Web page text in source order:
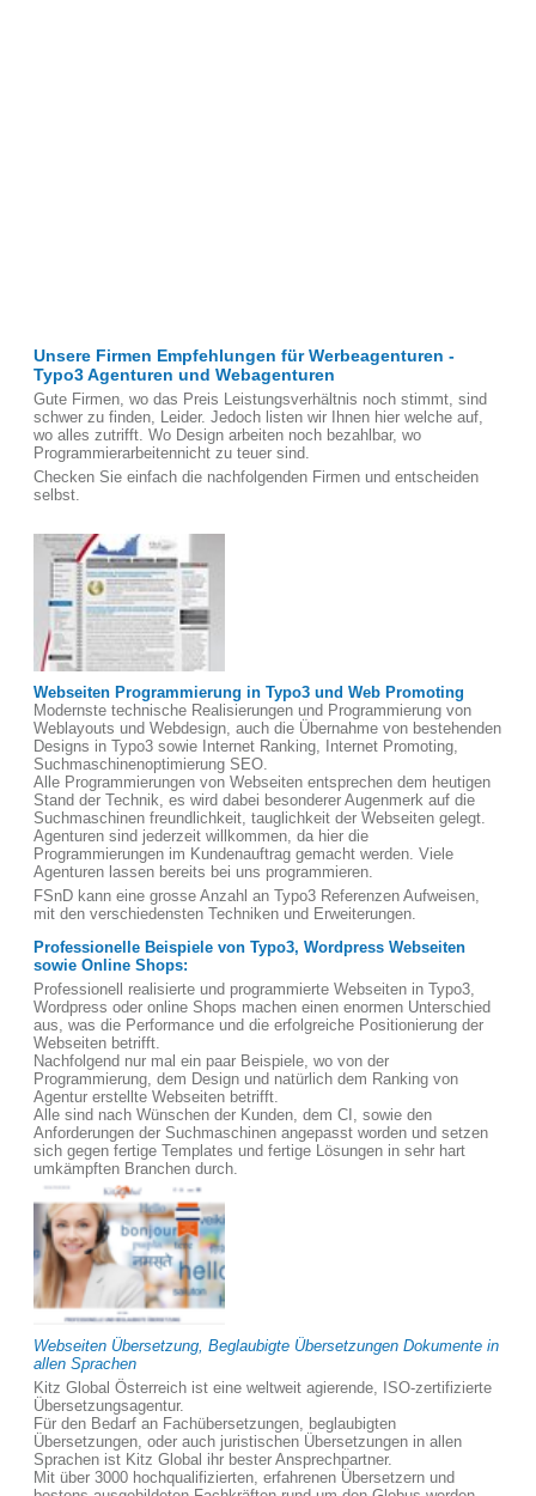
Unsere Firmen Empfehlungen für Werbeagenturen -
Typo3 Agenturen und Webagenturen
Gute Firmen, wo das Preis Leistungsverhältnis noch stimmt, sind
schwer zu finden, Leider. Jedoch listen wir Ihnen hier welche auf,
wo alles zutrifft. Wo Design arbeiten noch bezahlbar, wo
Programmierarbeitennicht zu teuer sind.
Checken Sie einfach die nachfolgenden Firmen und entscheiden
selbst.
Webseiten Programmierung in Typo3 und Web Promoting
Modernste technische Realisierungen und Programmierung von
Weblayouts und Webdesign, auch die Übernahme von bestehenden
Designs in Typo3 sowie Internet Ranking, Internet Promoting,
Suchmaschinenoptimierung SEO.
Alle Programmierungen von Webseiten entsprechen dem heutigen
Stand der Technik, es wird dabei besonderer Augenmerk auf die
Suchmaschinen freundlichkeit, tauglichkeit der Webseiten gelegt.
Agenturen sind jederzeit willkommen, da hier die
Programmierungen im Kundenauftrag gemacht werden. Viele
Agenturen lassen bereits bei uns programmieren.
FSnD kann eine grosse Anzahl an Typo3 Referenzen Aufweisen,
mit den verschiedensten Techniken und Erweiterungen.
Professionelle Beispiele von Typo3, Wordpress Webseiten
sowie Online Shops:
Professionell realisierte und programmierte Webseiten in Typo3,
Wordpress oder online Shops machen einen enormen Unterschied
aus, was die Performance und die erfolgreiche Positionierung der
Webseiten betrifft.
Nachfolgend nur mal ein paar Beispiele, wo von der
Programmierung, dem Design und natürlich dem Ranking von
Agentur erstellte Webseiten betrifft.
Alle sind nach Wünschen der Kunden, dem CI, sowie den
Anforderungen der Suchmaschinen angepasst worden und setzen
sich gegen fertige Templates und fertige Lösungen in sehr hart
umkämpften Branchen durch.
Webseiten Übersetzung, Beglaubigte Übersetzungen Dokumente in
allen Sprachen
Kitz Global Österreich ist eine weltweit agierende, ISO-zertifizierte
Übersetzungsagentur.
Für den Bedarf an Fachübersetzungen, beglaubigten
Übersetzungen, oder auch juristischen Übersetzungen in allen
Sprachen ist Kitz Global ihr bester Ansprechpartner.
Mit über 3000 hochqualifizierten, erfahrenen Übersetzern und